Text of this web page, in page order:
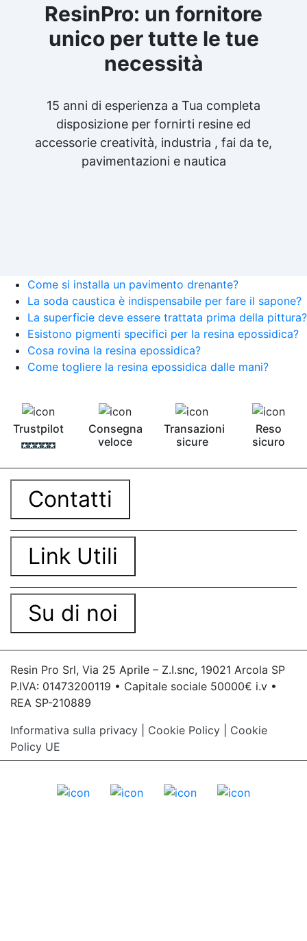
ResinPro: un fornitore
unico per tutte le tue
necessità
15 anni di esperienza a Tua completa
disposizione per fornirti resine ed
accessorie creatività, industria , fai da te,
pavimentazioni e nautica
Come si installa un pavimento drenante?
La soda caustica è indispensabile per fare il sapone?
La superficie deve essere trattata prima della pittura?
Esistono pigmenti specifici per la resina epossidica?
Cosa rovina la resina epossidica?
Come togliere la resina epossidica dalle mani?
Trustpilot
Consegna
veloce
Transazioni
sicure
Reso
sicuro
Contatti
Link Utili
Su di noi
Resin Pro Srl, Via 25 Aprile – Z.I.snc, 19021 Arcola SP
P.IVA: 01473200119 • Capitale sociale 50000€ i.v •
REA SP-210889
Informativa sulla privacy
Cookie Policy
Cookie
Policy UE